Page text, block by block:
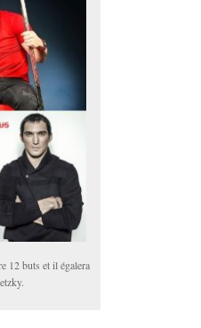
12 buts et il égalera